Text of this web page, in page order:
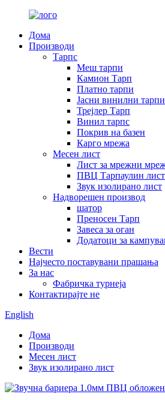
Дома
Производи
Тарпс
Меш тарпи
Камион Тарп
Платно тарпи
Јасни винилни тарпи
Трејлер Тарп
Винил тарпс
Покрив на базен
Карго мрежа
Месен лист
Лист за мрежни
ПВЦ Тарпаулин лист
Звук изолирано лист
Надворешен производ
шатор
Преносен Тарп
Завеса за оган
Додатоци за
Вести
Најчесто поставувани прашања
За нас
Фабричка турнеја
Контактирајте не
English
Дома
Производи
Месен лист
Звук изолирано лист